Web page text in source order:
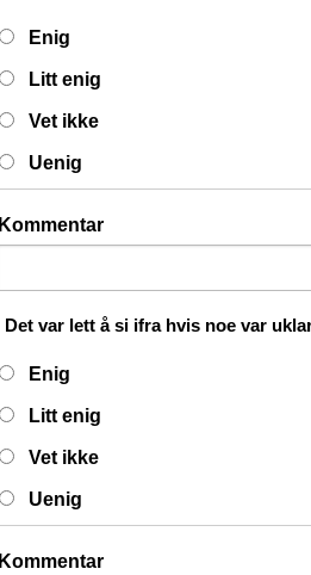
Enig
Litt enig
Vet ikke
Uenig
Kommentar
Det var lett å si ifra hvis noe var
Enig
Litt enig
Vet ikke
Uenig
Kommentar